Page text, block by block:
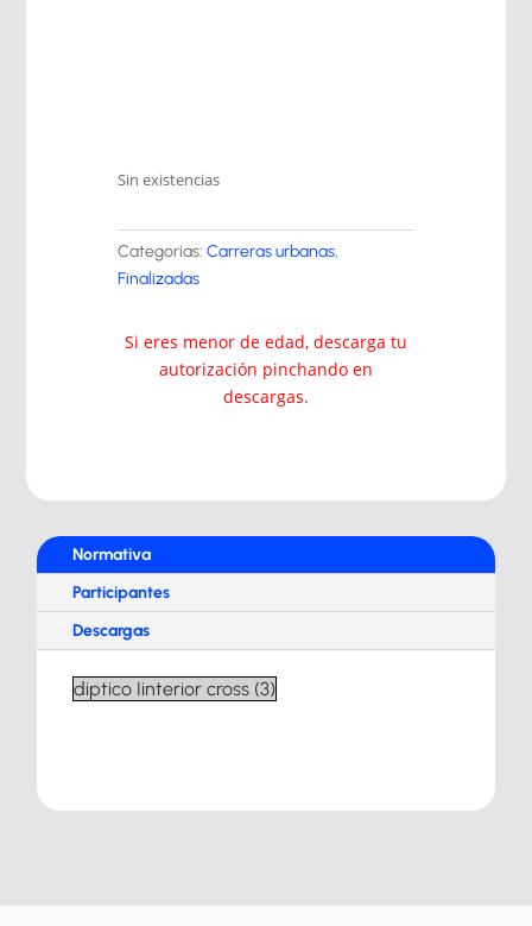
Sin existencias
Categorías: Carreras urbanas,
Finalizadas
Si eres menor de edad, descarga tu
autorización pinchando en
descargas.
Normativa
Participantes
Descargas
diptico Iinterior cross (3)